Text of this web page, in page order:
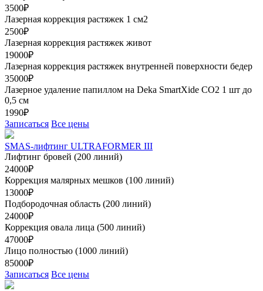
3500₽
Лазерная коррекция растяжек 1 см2
2500₽
Лазерная коррекция растяжек живот
19000₽
Лазерная коррекция растяжек внутренней поверхности бедер
35000₽
Лазерное удаление папиллом на Deka SmartXide CO2 1 шт до
0,5 см
1990₽
Записаться Все цены
SMAS-лифтинг ULTRAFORMER III
Лифтинг бровей (200 линий)
24000₽
Коррекция малярных мешков (100 линий)
13000₽
Подбородочная область (200 линий)
24000₽
Коррекция овала лица (500 линий)
47000₽
Лицо полностью (1000 линий)
85000₽
Записаться Все цены